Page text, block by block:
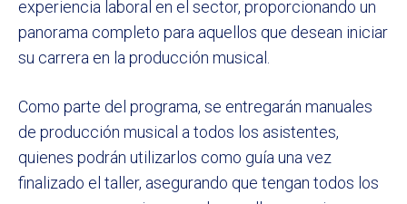
experiencia laboral en el sector, proporcionando un
panorama completo para aquellos que desean iniciar
su carrera en la producción musical.
Como parte del programa, se entregarán manuales
de producción musical a todos los asistentes,
quienes podrán utilizarlos como guía una vez
finalizado el taller, asegurando que tengan todos los